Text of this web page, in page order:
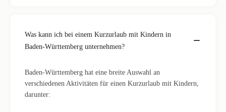
Was kann ich bei einem Kurzurlaub mit Kindern in
Baden-Württemberg unternehmen?
Baden-Württemberg hat eine breite Auswahl an
verschiedenen Aktivitäten für einen Kurzurlaub mit Kindern,
darunter: